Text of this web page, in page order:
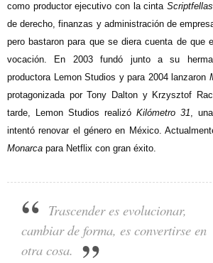
como productor ejecutivo con la cinta Scriptfellas
de derecho, finanzas y administración de
pero bastaron para que se diera cuenta de que
vocación. En 2003 fundó junto a su
productora Lemon Studios y para 2004 lanzaron
protagonizada por Tony Dalton y Krzysztof
tarde, Lemon Studios realizó Kilómetro 31,
intentó renovar el género en México.
Monarca para Netflix con gran éxito.
Trascender es evolucionar,
cambiar de forma, es convertirse en
otra cosa.